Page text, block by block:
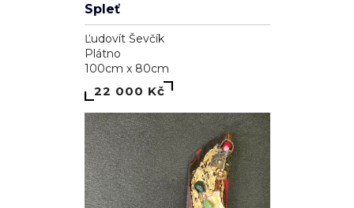
Spleť
Ľudovít Ševčík
Plátno
100cm x 80cm
22 000 Kč